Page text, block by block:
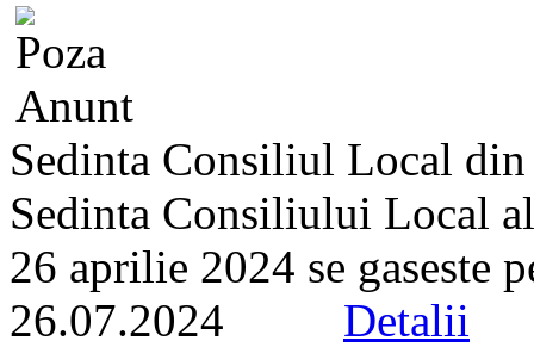
Sedinta Consiliul Local
Sedinta Consiliului Local
26 aprilie 2024 se gaseste
26.07.2024 Detalii